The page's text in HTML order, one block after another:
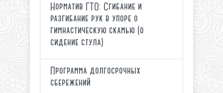
Норматив ГТО: Сгибание и
разгибание рук в упоре о
гимнастическую скамью (о
сидение стула)
Программа долгосрочных
сбережений